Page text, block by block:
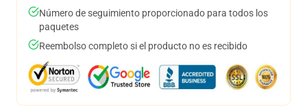
Número de seguimiento proporcionado para todos los
paquetes
Reembolso completo si el producto no es recibido